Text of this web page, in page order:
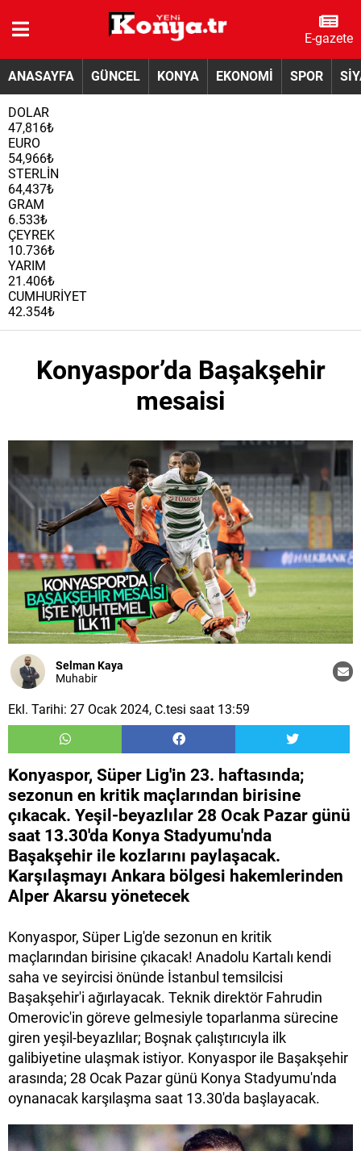
E-gazete
ANASAYFA GÜNCEL KONYA EKONOMİ SPOR
DOLAR
47,816₺
EURO
54,966₺
STERLİN
64,437₺
GRAM
6.533₺
ÇEYREK
10.736₺
YARIM
21.406₺
CUMHURİYET
42.354₺
Konyaspor’da Başakşehir
mesaisi
Selman Kaya
Muhabir
Ekl. Tarihi: 27 Ocak 2024, C.tesi saat 13:59
Konyaspor, Süper Lig'in 23. haftasında;
sezonun en kritik maçlarından birisine
çıkacak. Yeşil-beyazlılar 28 Ocak Pazar günü
saat 13.30'da Konya Stadyumu'nda
Başakşehir ile kozlarını paylaşacak.
Karşılaşmayı Ankara bölgesi hakemlerinden
Alper Akarsu yönetecek
Konyaspor, Süper Lig'de sezonun en kritik
maçlarından birisine çıkacak! Anadolu Kartalı kendi
saha ve seyircisi önünde İstanbul temsilcisi
Başakşehir'i ağırlayacak. Teknik direktör Fahrudin
Omerovic'in göreve gelmesiyle toparlanma sürecine
giren yeşil-beyazlılar; Boşnak çalıştırıcıyla ilk
galibiyetine ulaşmak istiyor. Konyaspor ile Başakşehir
arasında; 28 Ocak Pazar günü Konya Stadyumu'nda
oynanacak karşılaşma saat 13.30'da başlayacak.